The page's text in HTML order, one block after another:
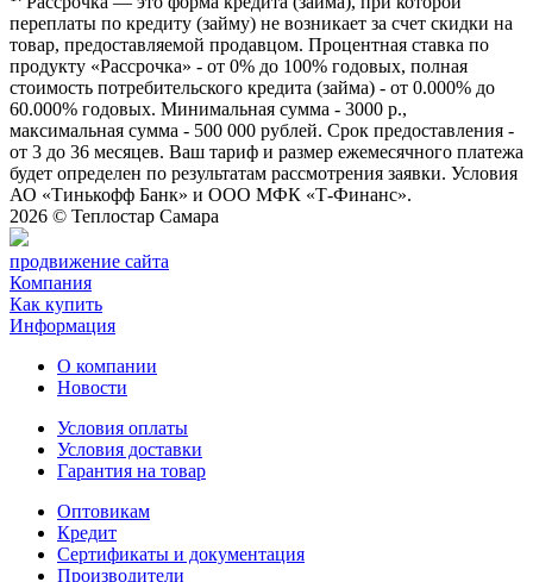
переплаты по кредиту (займу) не возникает за счет скидки на
товар, предоставляемой продавцом. Процентная ставка по
продукту «Рассрочка» - от 0% до 100% годовых, полная
стоимость потребительского кредита (займа) - от 0.000% до
60.000% годовых. Минимальная сумма - 3000 р.,
максимальная сумма - 500 000 рублей. Срок предоставления -
от 3 до 36 месяцев. Ваш тариф и размер ежемесячного платежа
будет определен по результатам рассмотрения заявки. Условия
АО «Тинькофф Банк» и ООО МФК «Т-Финанс».
2026 © Теплостар Самара
продвижение сайта
Компания
Как купить
Информация
О компании
Новости
Условия оплаты
Условия доставки
Гарантия на товар
Оптовикам
Кредит
Сертификаты и документация
Производители